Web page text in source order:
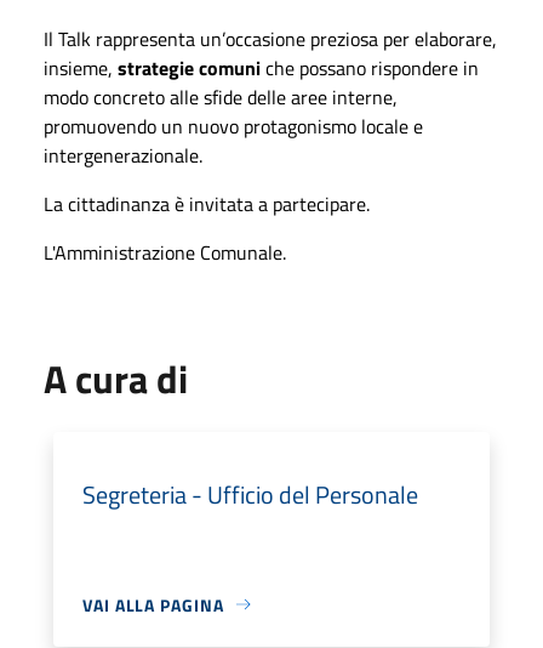
Il Talk rappresenta un’occasione preziosa per elaborare,
insieme, strategie comuniche possano rispondere in
modo concreto alle sfide delle aree interne,
promuovendo un nuovo protagonismo locale e
intergenerazionale.
La cittadinanza è invitata a partecipare.
L'Amministrazione Comunale.
A cura di
Segreteria - Ufficio del Personale
VAI ALLA PAGINA